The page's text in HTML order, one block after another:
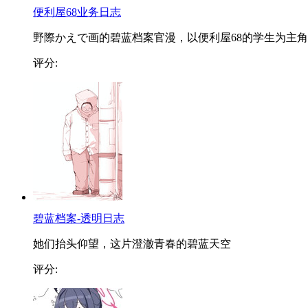
便利屋68业务日志
野際かえで画的碧蓝档案官漫，以便利屋68的学生为主
评分:
碧蓝档案-透明日志
她们抬头仰望，这片澄澈青春的碧蓝天空
评分: